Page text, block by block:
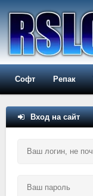
Софт Репак
Вход на сайт